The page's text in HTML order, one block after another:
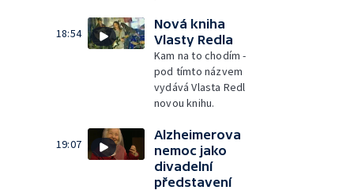
18:54
Nová kniha
Vlasty Redla
Kam na to chodím -
pod tímto názvem
vydává Vlasta Redl
novou knihu.
19:07
Alzheimerova
nemoc jako
divadelní
představení